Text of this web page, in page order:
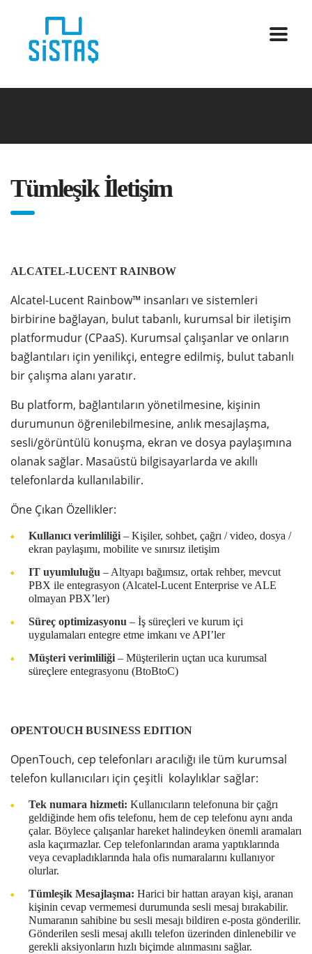
Tümleşik İletişim
ALCATEL-LUCENT RAINBOW
Alcatel-Lucent Rainbow™ insanları ve sistemleri
birbirine bağlayan, bulut tabanlı, kurumsal bir iletişim
platformudur (CPaaS). Kurumsal çalışanlar ve onların
bağlantıları için yenilikçi, entegre edilmiş, bulut tabanlı
bir çalışma alanı yaratır.
Bu platform, bağlantıların yönetilmesine, kişinin
durumunun öğrenilebilmesine, anlık mesajlaşma,
sesli/görüntülü konuşma, ekran ve dosya paylaşımına
olanak sağlar. Masaüstü bilgisayarlarda ve akıllı
telefonlarda kullanılabilir.
Öne Çıkan Özellikler:
Kullanıcı verimliliği – Kişiler, sohbet, çağrı / video, dosya /
ekran paylaşımı, mobilite ve sınırsız iletişim
IT uyumluluğu – Altyapı bağımsız, ortak rehber, mevcut
PBX ile entegrasyon (Alcatel-Lucent Enterprise ve ALE
olmayan PBX’ler)
Süreç optimizasyonu – İş süreçleri ve kurum içi
uygulamaları entegre etme imkanı ve API’ler
Müşteri verimliliği – Müşterilerin uçtan uca kurumsal
süreçlere entegrasyonu (BtoBtoC)
OPENTOUCH BUSINESS EDITION
OpenTouch, cep telefonları aracılığı ile tüm kurumsal
telefon kullanıcıları için çeşitli kolaylıklar sağlar:
Tek numara hizmeti: Kullanıcıların telefonuna bir çağrı
geldiğinde hem ofis telefonu, hem de cep telefonu aynı anda
çalar. Böylece çalışanlar hareket halindeyken önemli aramaları
asla kaçırmazlar. Cep telefonlarından arama yaptıklarında
veya cevapladıklarında hala ofis numaralarını kullanıyor
olurlar.
Tümleşik Mesajlaşma: Harici bir hattan arayan kişi, aranan
kişinin cevap vermemesi durumunda sesli mesaj bırakabilir.
Numaranın sahibine bu sesli mesajı bildiren e-posta gönderilir.
Gönderilen sesli mesaj akıllı telefon üzerinden dinlenebilir ve
gerekli aksiyonların hızlı biçimde alınmasını sağlar.